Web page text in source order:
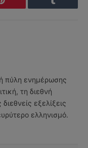
Pinterest Tumblr
πύλη ενημέρωσης
τη διεθνή
εξελίξεις
ελληνισμό.